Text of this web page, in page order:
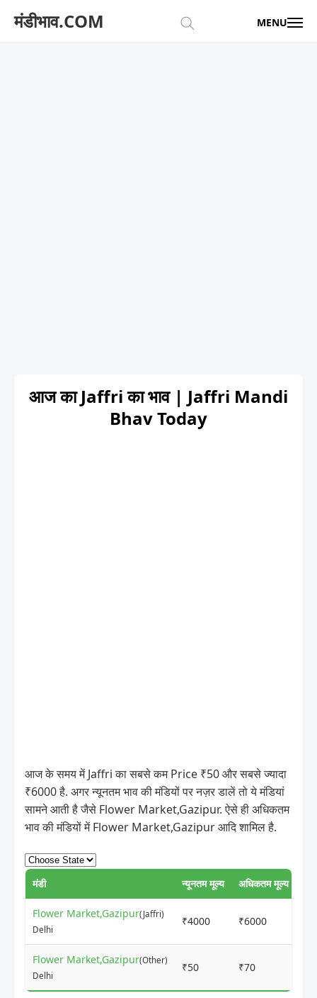
मंडीभाव.COM MENU
आज का Jaffri का भाव | Jaffri Mandi
Bhav Today
आज के समय में Jaffri का सबसे कम Price ₹50 और सबसे ज्यादा
₹6000 है. अगर न्यूनतम भाव की मंडियों पर नज़र डालें तो ये मंडियां
सामने आती है जैसे Flower Market,Gazipur. ऐसे ही अधिकतम
भाव की मंडियों में Flower Market,Gazipur आदि शामिल है.
मंडी न्यूनतम मूल्य अधिकतम मूल्य
Flower Market,Gazipur(Jaffri)
Delhi
₹4000 ₹6000
Flower Market,Gazipur(Other)
Delhi
₹50 ₹70